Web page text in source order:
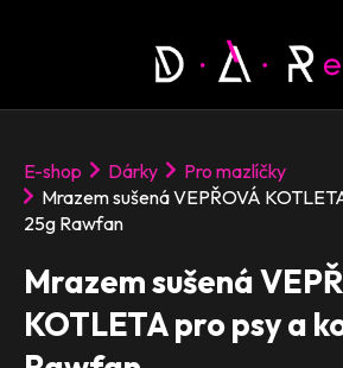
E-shop Dárky
Pro mazlíčky
Mrazem sušená VEPŘOVÁ
25g Rawfan
Mrazem sušená
KOTLETA pro psy a